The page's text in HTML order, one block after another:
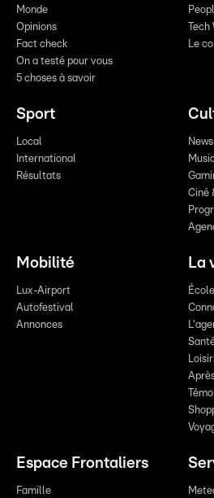
Monde
Opinions
Fact check
On a testé pour vous
5 choses à savoir
Le
Sport
Local
International
Résultats
News
Ciné
Mobilité
Lux-Airport
Autofestival
Annonces
La
Espace Frontaliers
Famille